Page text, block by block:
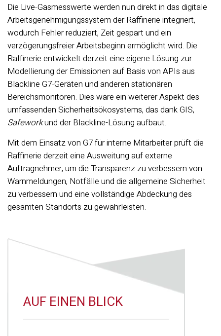
Die Live-Gasmesswerte werden nun direkt in das digitale
Arbeitsgenehmigungssystem der Raffinerie integriert,
wodurch Fehler reduziert, Zeit gespart und ein
verzögerungsfreier Arbeitsbeginn ermöglicht wird. Die
Raffinerie entwickelt derzeit eine eigene Lösung zur
Modellierung der Emissionen auf Basis von APIs aus
Blackline G7-Geräten und anderen stationären
Bereichsmonitoren. Dies wäre ein weiterer Aspekt des
umfassenden Sicherheitsökosystems, das dank GIS,
Safeworkund der Blackline-Lösung aufbaut.
Mit dem Einsatz von G7 für interne Mitarbeiter prüft die
Raffinerie derzeit eine Ausweitung auf externe
Auftragnehmer, um die Transparenz zu verbessern von
Warnmeldungen, Notfälle und die allgemeine Sicherheit
zu verbessern und eine vollständige Abdeckung des
gesamten Standorts zu gewährleisten.
AUF EINEN BLICK